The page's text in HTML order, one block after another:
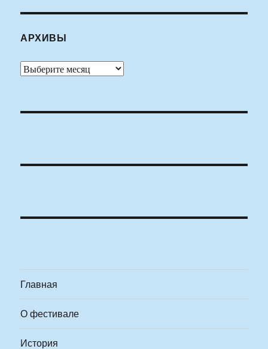
АРХИВЫ
Архивы
Главная
О фестивале
История